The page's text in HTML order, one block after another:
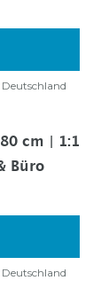
cm | 1:1
Büro